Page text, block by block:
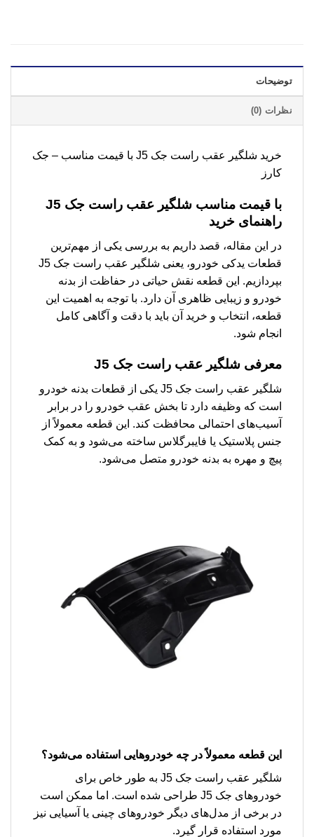
توضیحات
نظرات (0)
خرید شلگیر عقب راست جک J5 با قیمت مناسب – جک
کارز
با قیمت مناسب شلگیر عقب راست جک J5
راهنمای خرید
در این مقاله، قصد داریم به بررسی یکی از مهم‌ترین
قطعات یدکی خودرو، یعنی شلگیر عقب راست جک J5
بپردازیم. این قطعه نقش حیاتی در حفاظت از بدنه
خودرو و زیبایی ظاهری آن دارد. با توجه به اهمیت این
قطعه، انتخاب و خرید آن باید با دقت و آگاهی کامل
انجام شود.
معرفی شلگیر عقب راست جک J5
شلگیر عقب راست جک J5 یکی از قطعات بدنه خودرو
است که وظیفه دارد تا بخش عقب خودرو را در برابر
آسیب‌های احتمالی محافظت کند. این قطعه معمولاً از
جنس پلاستیک یا فایبرگلاس ساخته می‌شود و به کمک
پیچ و مهره به بدنه خودرو متصل می‌شود.
این قطعه معمولاً در چه خودروهایی استفاده می‌شود؟
شلگیر عقب راست جک J5 به طور خاص برای
خودروهای جک J5 طراحی شده است. اما ممکن است
در برخی از مدل‌های دیگر خودروهای چینی یا آسیایی نیز
مورد استفاده قرار گیرد.